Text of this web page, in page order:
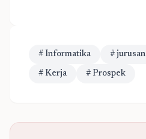
# Informatika # jurusan
# Kerja # Prospek